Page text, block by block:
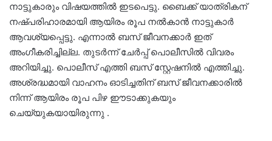
നാട്ടുകാരും വിഷയത്തില്‍ ഇടപെട്ടു. ബൈക്ക് യാത്രികന്
നഷ്പരിഹാരമായി ആയിരം രൂപ നല്‍കാന്‍ നാട്ടുകാര്‍
ആവശ്യപ്പെട്ടു. എന്നാല്‍ ബസ് ജീവനക്കാര്‍ ഇത്
അംഗീകരിച്ചില്ല. തുടര്‍ന്ന് ചേര്‍പ്പ് പൊലീസില്‍ വിവരം
അറിയിച്ചു. പൊലീസ് എത്തി ബസ് സ്റ്റേഷനില്‍ എത്തിച്ചു.
അശ്രദ്ധമായി വാഹനം ഓടിച്ചതിന് ബസ് ജീവനക്കാരില്‍
നിന്ന് ആയിരം രൂപ പിഴ ഈടാക്കുകയും
ചെയ്യുകയായിരുന്നു .